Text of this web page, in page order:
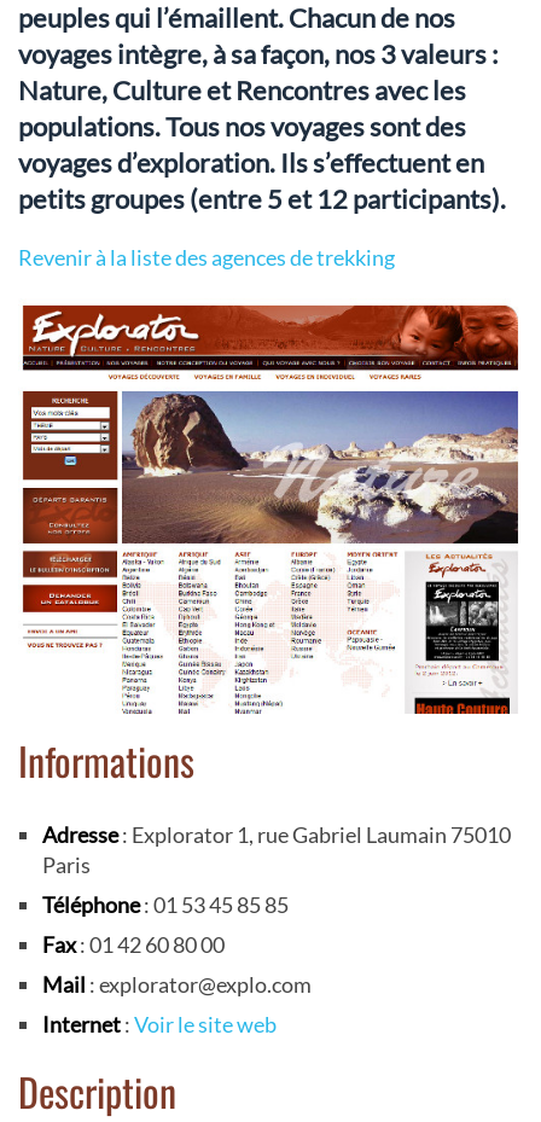
peuples qui l’émaillent. Chacun de nos
voyages intègre, à sa façon, nos 3 valeurs :
Nature, Culture et Rencontres avec les
populations. Tous nos voyages sont des
voyages d’exploration. Ils s’effectuent en
petits groupes (entre 5 et 12 participants).
Revenir à la liste des agences de trekking
Informations
Adresse: Explorator 1, rue Gabriel Laumain 75010
Paris
Téléphone: 01 53 45 85 85
Fax: 01 42 60 80 00
Mail : explorator@explo.com
Internet:Voir le site web
Description